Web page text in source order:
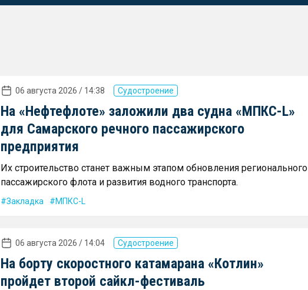
06 августа 2026 / 14:38 Судостроение
На «Нефтефлоте» заложили два судна «МПКС-L»
для Самарского речного пассажирского
предприятия
Их строительство станет важным этапом обновления регионального
пассажирского флота и развития водного транспорта.
Закладка МПКС-L
06 августа 2026 / 14:04 Судостроение
На борту скоростного катамарана «Котлин»
пройдет второй сайкл-фестиваль